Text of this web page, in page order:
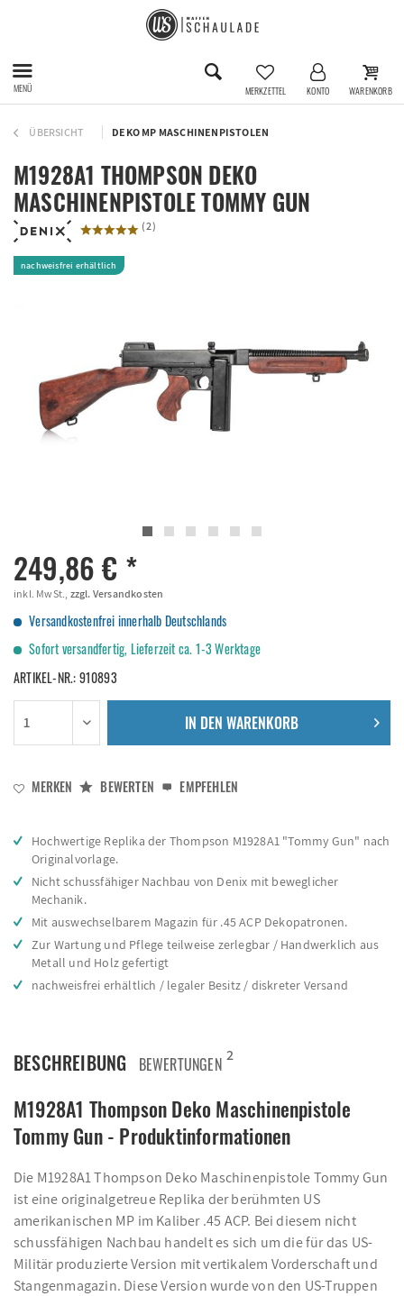
MENÜ MERKZETTEL KONTO WARENKORB
ÜBERSICHT DEKO MP MASCHINENPISTOLEN
M1928A1 THOMPSON DEKO
MASCHINENPISTOLE TOMMY GUN
(2)
nachweisfrei erhältlich
249,86 € *
inkl. MwSt., zzgl. Versandkosten
Versandkostenfrei innerhalb Deutschlands
Sofort versandfertig, Lieferzeit ca. 1-3 Werktage
ARTIKEL-NR.:910893
IN DEN WARENKORB
MERKEN BEWERTEN EMPFEHLEN
Hochwertige Replika der Thompson M1928A1 "Tommy Gun" nach
Originalvorlage.
Nicht schussfähiger Nachbau von Denix mit beweglicher
Mechanik.
Mit auswechselbarem Magazin für .45 ACP Dekopatronen.
Zur Wartung und Pflege teilweise zerlegbar / Handwerklich aus
Metall und Holz gefertigt
nachweisfrei erhältlich / legaler Besitz / diskreter Versand
BESCHREIBUNG BEWERTUNGEN 2
M1928A1 Thompson Deko Maschinenpistole
Tommy Gun - Produktinformationen
Die M1928A1 Thompson Deko Maschinenpistole Tommy Gun
ist eine originalgetreue Replika der berühmten US
amerikanischen MP im Kaliber .45 ACP. Bei diesem nicht
schussfähigen Nachbau handelt es sich um die für das US-
Militär produzierte Version mit vertikalem Vorderschaft und
Stangenmagazin. Diese Version wurde von den US-Truppen